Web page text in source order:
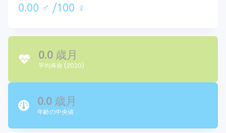
0.00 ♂ /100 ♀
0.0 歳月
平均寿命 (2020)
0.0 歳月
年齢の中央値